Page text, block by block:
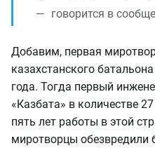
говорится в
Добавим, первая
казахстанского
года. Тогда первый
«Казбата» в количестве
пять лет работы в этой
миротворцы обезвредили